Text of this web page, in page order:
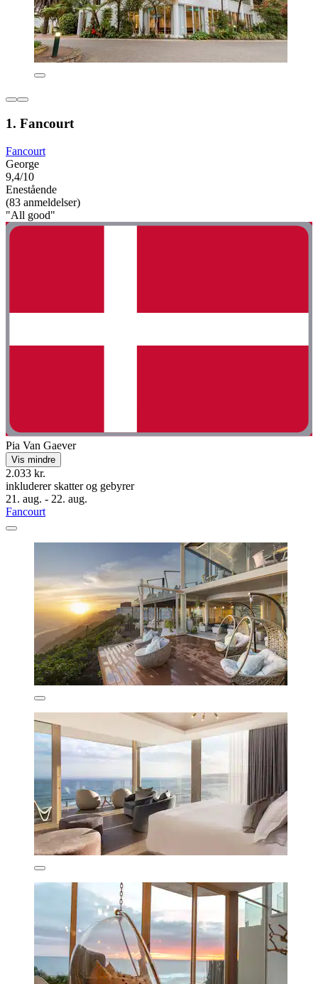
1. Fancourt
Fancourt
George
9,4/10
Enestående
(83 anmeldelser)
"All good"
Pia Van Gaever
Vis mindre
2.033 kr.
inkluderer skatter og gebyrer
21. aug. - 22. aug.
Fancourt